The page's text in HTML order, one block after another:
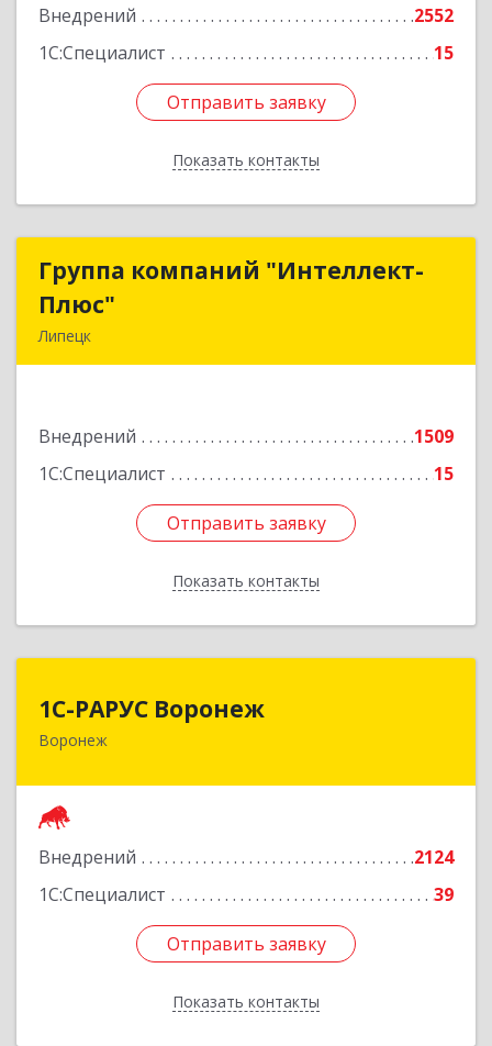
Внедрений
2552
1С:Специалист
15
Отправить заявку
Показать контакты
Отправить заявку
Назад
Группа компаний "Интеллект-
Плюс"
Липецк
Внедрений
1509
1С:Специалист
15
Отправить заявку
Показать контакты
Группа компаний "Интеллект-
Подробнее
Отправить заявку
Назад
1С-РАРУС Воронеж
Воронеж
Внедрений
2124
1С:Специалист
39
Отправить заявку
Показать контакты
Отправить заявку
Назад